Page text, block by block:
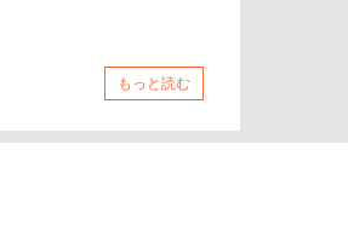
もっと読む